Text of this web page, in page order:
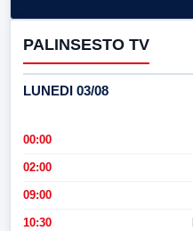
PALINSESTO TV
LUNEDI 03/08
00:00
02:00
09:00
10:30